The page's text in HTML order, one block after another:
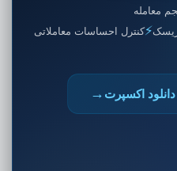
معامله
⚡کنترل احساسات معاملاتی
اکسپرت→